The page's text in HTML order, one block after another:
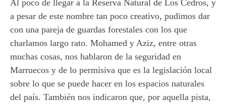
Al poco de llegar a la Reserva Natural de Los Cedros, y
a pesar de este nombre tan poco creativo, pudimos dar
con una pareja de guardas forestales con los que
charlamos largo rato. Mohamed y Aziz, entre otras
muchas cosas, nos hablaron de la seguridad en
Marruecos y de lo permisiva que es la legislación local
sobre lo que se puede hacer en los espacios naturales
del país. También nos indicaron que, por aquella pista,